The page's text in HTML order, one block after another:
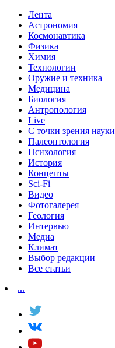
Лента
Астрономия
Космонавтика
Физика
Химия
Технологии
Оружие и техника
Медицина
Биология
Антропология
Live
С точки зрения науки
Палеонтология
Психология
История
Концепты
Sci-Fi
Видео
Фотогалерея
Геология
Интервью
Медиа
Климат
Выбор редакции
Все статьи
...